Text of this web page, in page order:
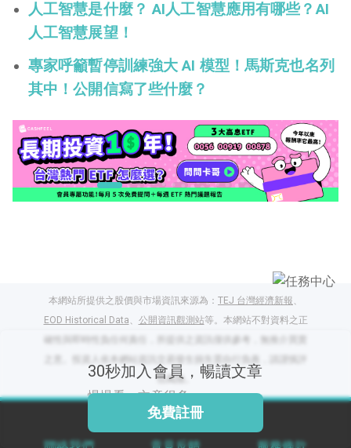
人工智慧是什麼？ AI人工智慧應用有哪些？AI
人工智慧展望！
專家呼籲暫停訓練強大 AI 模型！馬斯克也名列
其中！公開信寫了些什麼？
30秒加入會員，暢讀文章
慢慢看，文章很多
免費註冊
本網站所提供之股價與市場資訊來源為： TEJ 台灣經濟新報、
EOD Historical Data、 公開資訊觀測站等。本網站不對資料之正
估風險。
閱讀文章，天天賺
獎勵
登入股感會員，閱讀
出國就缺這咖？股
感會員免費帶回
家！
登記抽北歐小刺蝟 20
吋上掀行李箱
更多任務